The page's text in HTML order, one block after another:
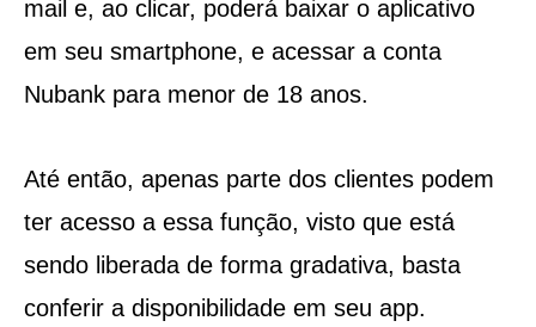
mail e, ao clicar, poderá baixar o aplicativo
em seu smartphone, e acessar a conta
Nubank para menor de 18 anos.
Até então, apenas parte dos clientes podem
ter acesso a essa função, visto que está
sendo liberada de forma gradativa, basta
conferir a disponibilidade em seu app.